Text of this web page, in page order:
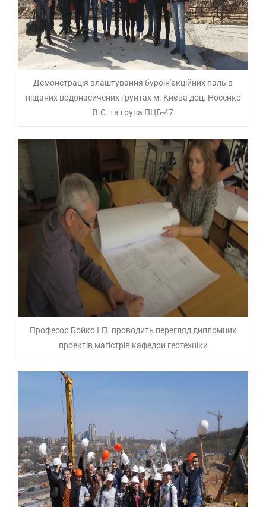
Демонстрація влаштування буроін'єкційних паль в
піщаних водонасичених ґрунтах м. Києва доц. Носенко
В.С. та група ПЦБ-47
Професор Бойко І.П. проводить перегляд дипломних
проектів​ магістрів кафедри геотехніки